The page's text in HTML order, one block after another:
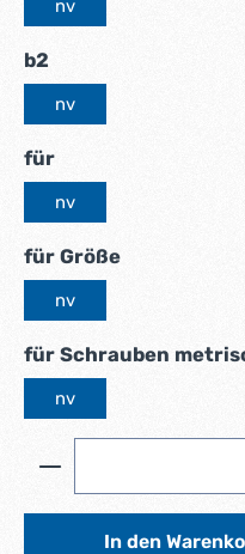
nv
b2
nv
fürauswählen
nv
für Größeauswählen
nv
für Schrauben
nv
Produkt Anzahl:
In den